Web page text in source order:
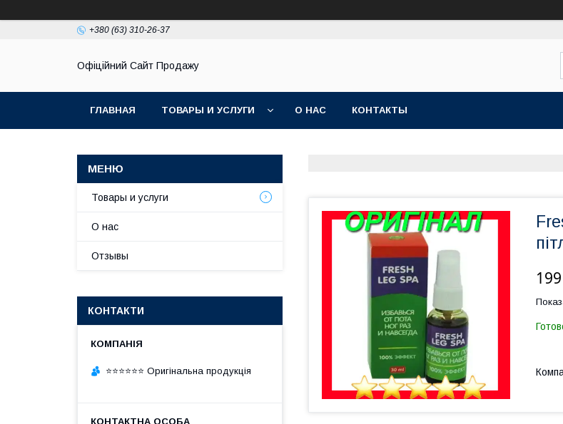
+380 (63) 310-26-37
Офіційний Сайт Продажу
ГЛАВНАЯ ТОВАРЫ И УСЛУГИ О НАС КОНТАКТЫ
Товары и услуги
О нас
Отзывы
КОНТАКТИ
⭐⭐⭐⭐⭐⭐ Оригінальна продукція